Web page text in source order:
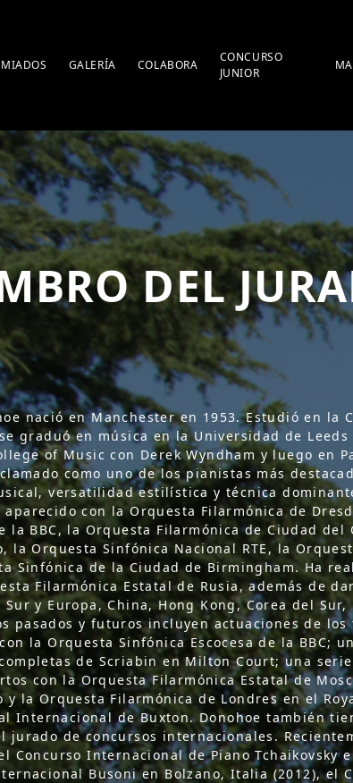
GALERÍA COLABORA
CONCURSO
JUNIOR
DEL
nació en Manchester en 1953. Estudió en la
graduó en música en la Universidad de
of Music con Derek Wyndham y luego en
como uno de los pianistas más
versatilidad estilística y técnica
aparecido con la Orquesta Filarmónica de
la BBC, la Orquesta Filarmónica de Ciudad del
la Orquesta Sinfónica Nacional RTE, la
Sinfónica de la Ciudad de Birmingham. Ha
Filarmónica Estatal de Rusia, además de
y Europa, China, Hong Kong, Corea del
pasados ​​y futuros incluyen actuaciones de
la Orquesta Sinfónica Escocesa de la BBC;
de Scriabin en Milton Court; una
con la Orquesta Filarmónica Estatal de
y la Orquesta Filarmónica de Londres en el
Internacional de Buxton. Donohoe también
jurado de concursos internacionales.
Concurso Internacional de Piano Tchaikovsky
Busoni en Bolzano, Italia (2012), el